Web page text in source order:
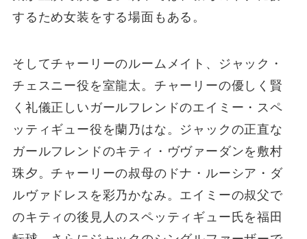
するため女装をする場面もある。
そしてチャーリーのルームメイト、ジャック・
チェスニー役を室龍太。チャーリーの優しく賢
く礼儀正しいガールフレンドのエイミー・スペ
ッティギュー役を蘭乃はな。ジャックの正直な
ガールフレンドのキティ・ヴヴァーダンを敷村
珠夕。チャーリーの叔母のドナ・ルーシア・ダ
ルヴァドレスを彩乃かなみ。エイミーの叔父で
のキティの後見人のスペッティギュー氏を福田